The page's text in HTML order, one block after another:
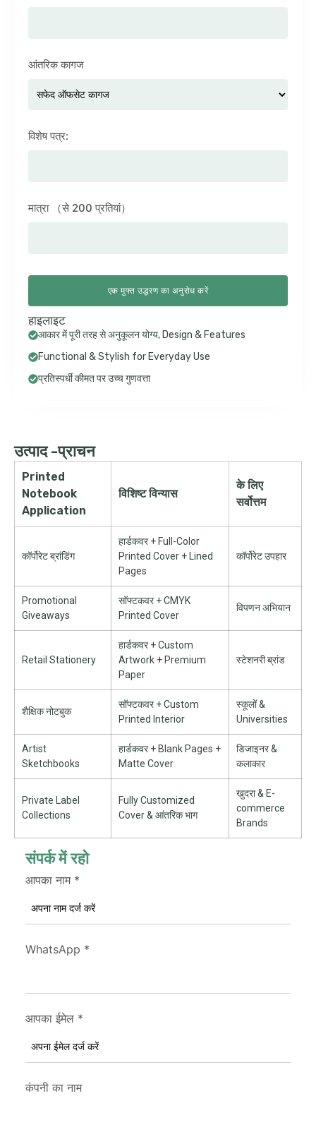
आंतरिक कागज
विशेष पत्र:
मात्रा （से 200 प्रतियां）
एक मुफ्त उद्धरण का अनुरोध करें
हाइलाइट
आकार में पूरी तरह से अनुकूलन योग्य, Design & Features
Functional & Stylish for Everyday Use
प्रतिस्पर्धी कीमत पर उच्च गुणवत्ता
उत्पाद -प्राचन
Printed
Notebook
Application
विशिष्ट विन्यास
के लिए
सर्वोत्तम
कॉर्पोरेट ब्रांडिंग
हार्डकवर + Full-Color
Printed Cover +
Lined
Pages
कॉर्पोरेट उपहार
Promotional
Giveaways
सॉफ्टकवर +CMYK
Printed Cover
विपणन अभियान
Retail Stationery
हार्डकवर +Custom
Artwork + Premium
Paper
स्टेशनरी ब्रांड
शैक्षिक नोटबुक
सॉफ्टकवर +Custom
Printed Interior
स्कूलों &
Universities
Artist
Sketchbooks
हार्डकवर + Blank Pages +
Matte Cover
डिजाइनर &
कलाकार
Private Label
Collections
Fully Customized
Cover& आंतरिक भाग
खुदरा & E-
commerce
Brands
संपर्क में रहो
आपका नाम *
WhatsApp *
आपका ईमेल *
कंपनी का नाम